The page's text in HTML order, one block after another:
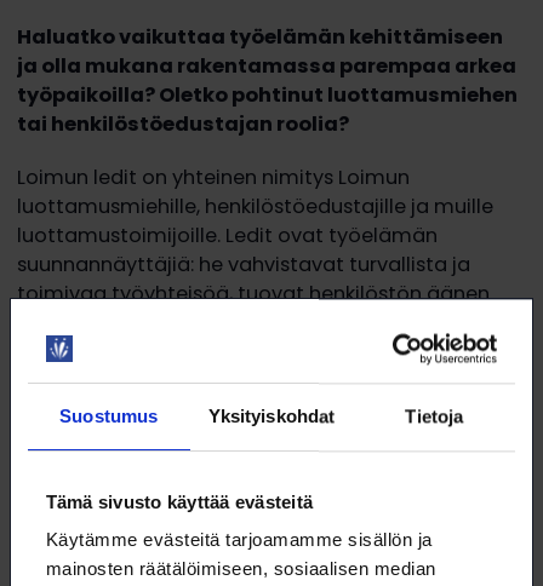
Suostumus Yksityiskohdat Tietoja
Tämä sivusto käyttää evästeitä
Käytämme evästeitä tarjoamamme sisällön ja
mainosten räätälöimiseen, sosiaalisen median
Haluatko vaikuttaa työelämän kehittämiseen
ja olla mukana rakentamassa parempaa arkea
työpaikoilla? Oletko pohtinut luottamusmiehen
tai henkilöstöedustajan roolia?
Loimun ledit on yhteinen nimitys Loimun
luottamusmiehille, henkilöstöedustajille ja muille
luottamustoimijoille. Ledit ovat työelämän
suunnannäyttäjiä: he vahvistavat turvallista ja
toimivaa työyhteisöä, tuovat henkilöstön äänen
tilanteissa.
Loimun ledit kokoontuvat perjantaina 24.4.2026
Helsingissä, Hotelli Mestarissa. Päivä alkaa klo 12
kuulemmeArman Alizadiatoistemme
kohtaamisesta. Tilaisuus päättyy klo 16 alkavaan
buffet-päivälliseen.